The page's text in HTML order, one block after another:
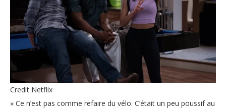
Credit Netflix
« Ce n’est pas comme refaire du vélo. C’était un peu poussif au